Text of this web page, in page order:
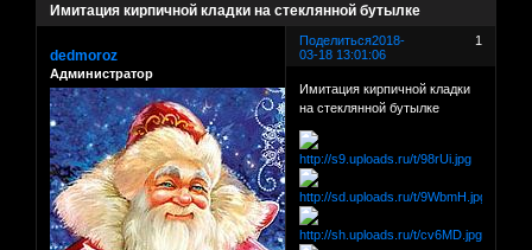
Имитация кирпичной кладки на стеклянной бутылке
Поделиться 1
2018-
03-18 13:01:06
dedmoroz
Администратор
Имитация кирпичной кладки
на стеклянной бутылке